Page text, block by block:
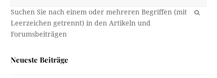
OK
Neueste Beiträge